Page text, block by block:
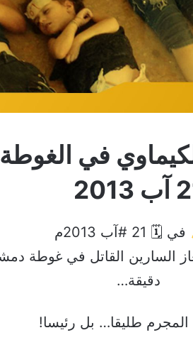
في الغوطة
في 🗓 21 #آب 2013م
دقيقة…
المجرم طليقا… بل رئيسا!